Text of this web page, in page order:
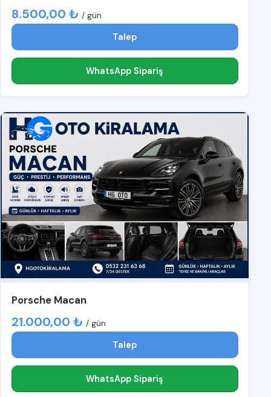
8.500,00 ₺ / gün
Talep
WhatsApp Sipariş
Porsche Macan
21.000,00 ₺ / gün
Talep
WhatsApp Sipariş